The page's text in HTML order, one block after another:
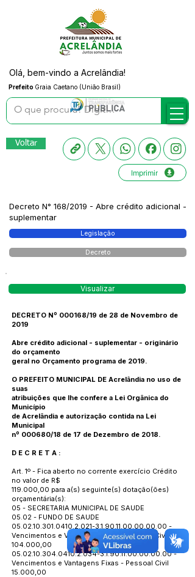
Prefeito Graia Caetano (União Brasil)
Olá, bem-vindo a Acrelândia!
Voltar
Imprimir
Decreto N° 168/2019 - Abre crédito adicional -
suplementar
Legislação
Decreto
Visualizar
DECRETO Nº 000168/19 de 28 de Novembro de
2019
Abre crédito adicional - suplementar - originário
do orçamento
geral no Orçamento programa de 2019.
O PREFEITO MUNICIPAL DE Acrelândia no uso de
suas
atribuições que lhe confere a Lei Orgânica do
Município
de Acrelândia e autorização contida na Lei
Municipal
nº 000680/18 de 17 de Dezembro de 2018.
D E C R E T A :
Art. 1º - Fica aberto no corrente exercício Crédito
no valor de R$
119.000,00 para a(s) seguinte(s) dotação(ões)
orçamentária(s):
05 - SECRETARIA MUNICIPAL DE SAUDE
05.02 - FUNDO DE SAUDE
05.02.10.301.0410.2.021-3.1.90.11.00.00.00.00 -
Vencimentos e Vantagens Fixas - Pessoal Civil
104.000,00
05.02.10.304.0410.2.034-3.1.90.11.00.00.00.00 -
Vencimentos e Vantagens Fixas - Pessoal Civil
15.000,00